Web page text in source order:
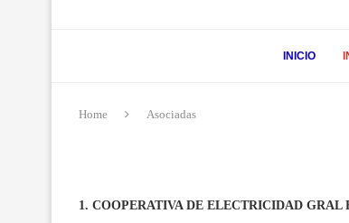
INICIO
Home Asociadas
1. COOPERATIVA DE ELECTRICIDAD GRAL